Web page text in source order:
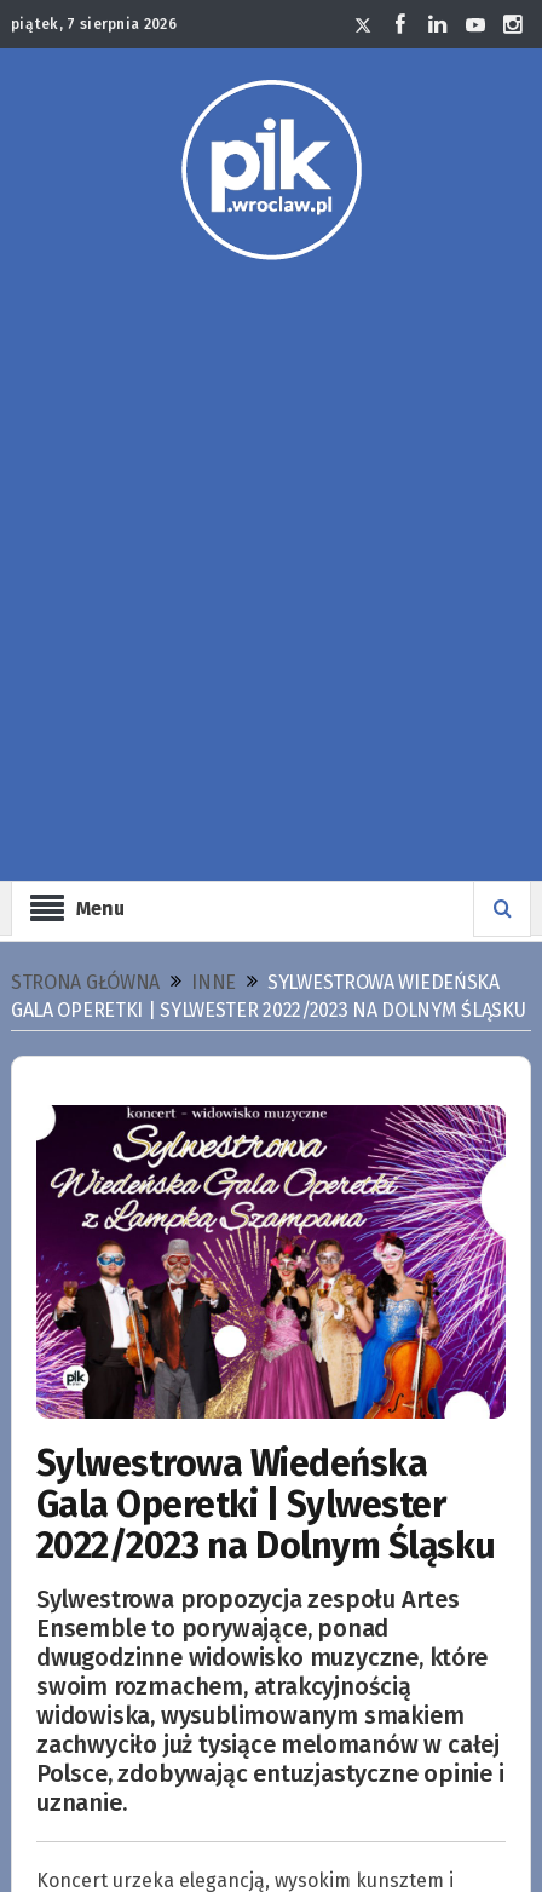
piątek, 7 sierpnia 2026
Menu
STRONA GŁÓWNA INNE
SYLWESTROWA WIEDEŃSKA
GALA OPERETKI | SYLWESTER 2022/2023 NA DOLNYM ŚLĄSKU
Sylwestrowa Wiedeńska
Gala Operetki | Sylwester
2022/2023 na Dolnym Śląsku
Sylwestrowa propozycja zespołu Artes
Ensemble to porywające, ponad
dwugodzinne widowisko muzyczne, które
swoim rozmachem, atrakcyjnością
widowiska, wysublimowanym smakiem
zachwyciło już tysiące melomanów w całej
Polsce, zdobywając entuzjastyczne opinie i
uznanie.
Koncert urzeka elegancją, wysokim kunsztem i